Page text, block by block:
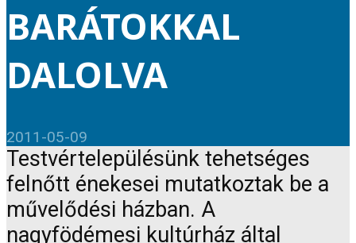
BARÁTOKKAL
DALOLVA
2011-05-09
Testvértelepülésünk tehetséges
felnőtt énekesei mutatkoztak be a
művelődési házban. A
nagyfödémesi kultúrház által